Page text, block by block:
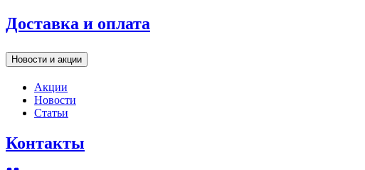
Доставка и оплата
Новости и акции
Акции
Новости
Статьи
Контакты